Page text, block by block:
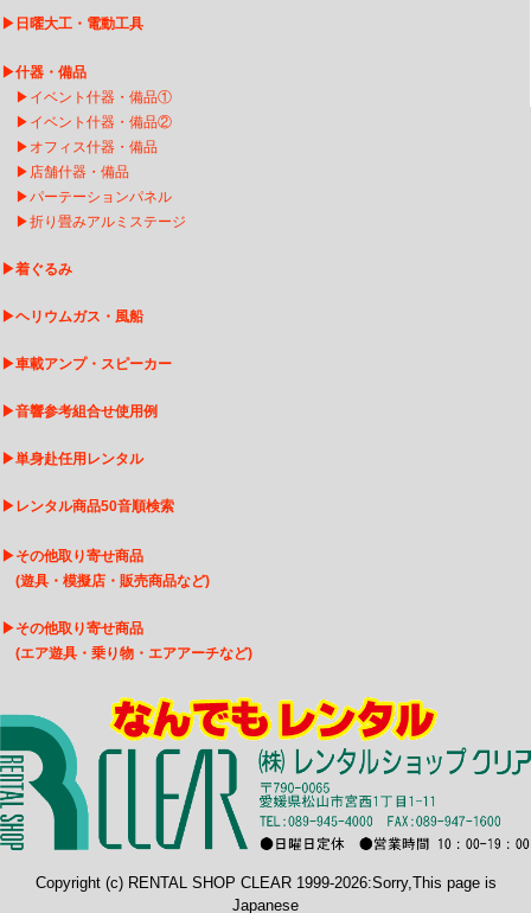
▶ 日曜大工・電動工具
▶什器・備品
▶ イベント什器・備品①
▶ イベント什器・備品②
▶ オフィス什器・備品
▶ 店舗什器・備品
▶パーテーションパネル
▶折り畳みアルミステージ
▶着ぐるみ
▶ヘリウムガス・風船
▶車載アンプ・スピーカー
▶音響参考組合せ使用例
▶単身赴任用レンタル
▶ レンタル商品50音順検索
▶その他取り寄せ商品
(遊具・模擬店・販売商品など)
▶その他取り寄せ商品
(エア遊具・乗り物・エアアーチなど)
Copyright (c) RENTAL SHOP CLEAR 1999-2026:Sorry,This page is
Japanese